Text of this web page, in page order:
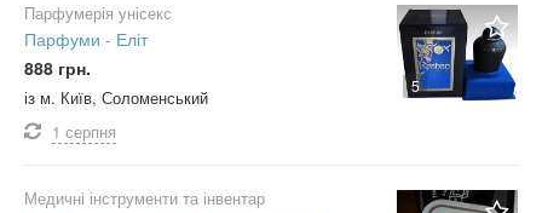
5
Парфумерія унісекс
Парфуми - Еліт
888 грн.
із м. Київ, Соломенський
1 серпня
Медичні інструменти та інвентар